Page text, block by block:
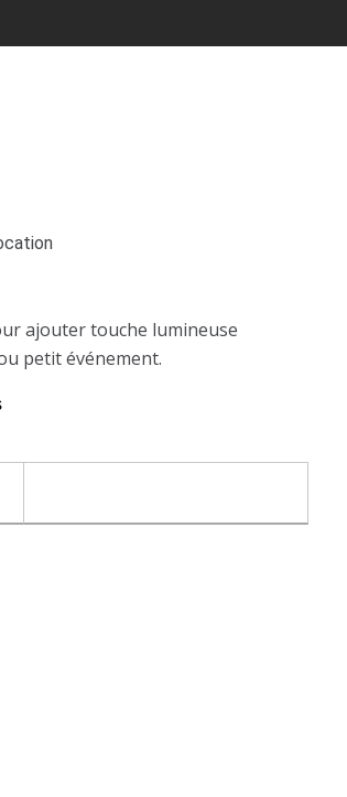
ajouter touche lumineuse
petit événement.